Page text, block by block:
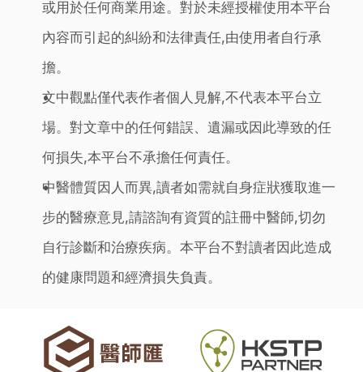
或用於任何商業用途。對於未經授權使用本平台
內容而引起的糾紛和法律責任,由使用者自行承
擔。
文中觀點僅代表作者個人見解,不代表本平台立
場。對文章中的任何錯誤、遺漏或因此導致的任
何損失,本平台不承擔任何責任。
中醫體質因人而異,讀者如需就自身症狀獲取進一
步的醫療意見,請諮詢有資質的註冊中醫師,切勿
自行診斷和治療疾病。本平台不對讀者因此造成
的健康問題和經濟損失負責。